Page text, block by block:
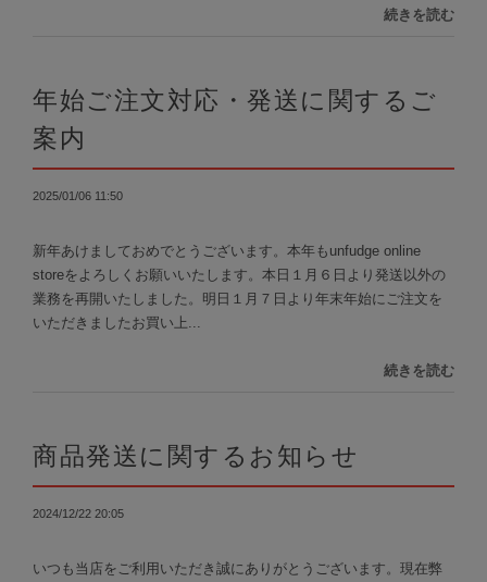
続きを読む
年始ご注文対応・発送に関するご
案内
2025/01/06 11:50
新年あけましておめでとうございます。本年もunfudge online
storeをよろしくお願いいたします。本日１月６日より発送以外の
業務を再開いたしました。明日１月７日より年末年始にご注文を
いただきましたお買い上...
続きを読む
商品発送に関するお知らせ
2024/12/22 20:05
いつも当店をご利用いただき誠にありがとうございます。現在弊